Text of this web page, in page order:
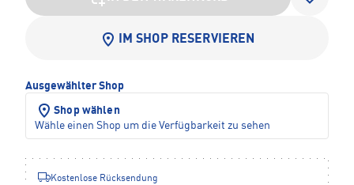
IM SHOP RESERVIEREN
Ausgewählter Shop
Shop wählen
Wähle einen Shop um die Verfügbarkeit zu sehen
Kostenlose Rücksendung